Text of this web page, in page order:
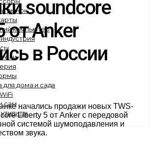
и рынок
компьютер
для дома и сада
сам
soundcore
от Anker
в России
начались продажи новых TWS-
Liberty 5 от Anker c передовой
системой шумоподавления и
звука.